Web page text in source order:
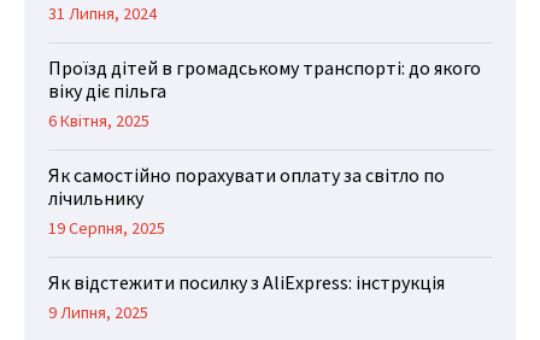
31 Липня, 2024
Проїзд дітей в громадському транспорті: до якого
віку діє пільга
6 Квітня, 2025
Як самостійно порахувати оплату за світло по
лічильнику
19 Серпня, 2025
Як відстежити посилку з AliExpress: інструкція
9 Липня, 2025